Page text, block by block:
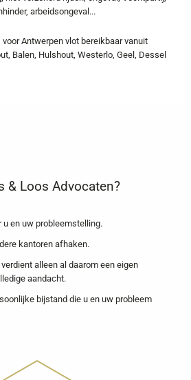
arbeidsongeval...
Antwerpen vlot bereikbaar vanuit
Balen, Hulshout, Westerlo, Geel, Dessel
& Loos Advocaten?
u en uw probleemstelling.
kantoren afhaken.
alleen al daarom een eigen
aandacht.
bijstand die u en uw probleem